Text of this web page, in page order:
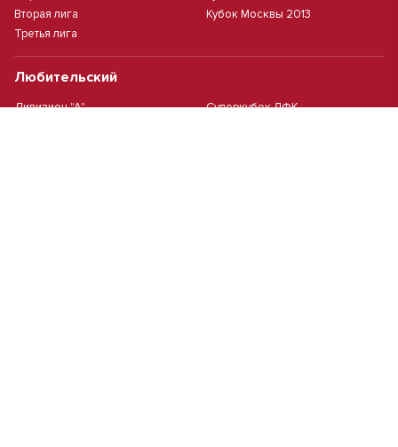
Вторая лига
Третья лига
Кубок Москвы 2013
Любительский
Дивизион "А"
Суперкубок ЛФК